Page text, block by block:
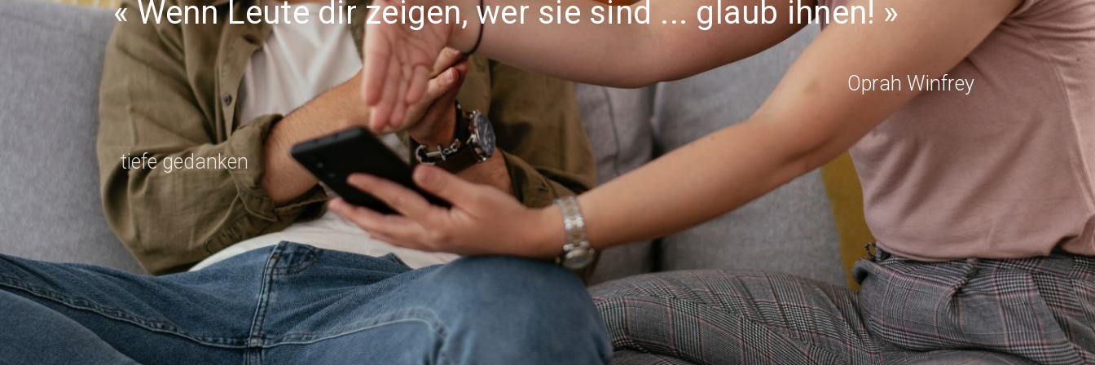
Wenn Leute dir zeigen, wer sie sind ... glaub ihnen!
Oprah Winfrey
tiefe gedanken